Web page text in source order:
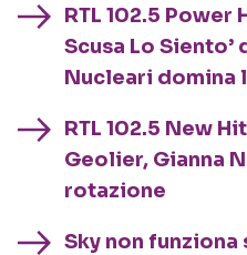
RTL 102.5 Power
Scusa Lo
Nucleari domina
RTL 102.5 New
Geolier, Gianna
rotazione
Sky non funziona